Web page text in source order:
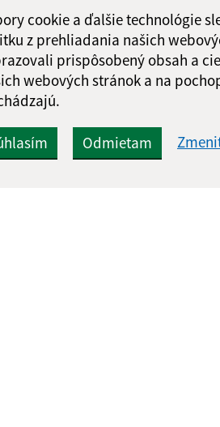
cookie a ďalšie technológie
z prehliadania našich
prispôsobený obsah a
webových stránok a na
Odmietam